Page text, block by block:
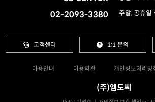
02-2093-3380
주말, 공휴일
고객센터 1:1 문의
이용안내 이용약관 개인정보처리방
(주)엠도씨